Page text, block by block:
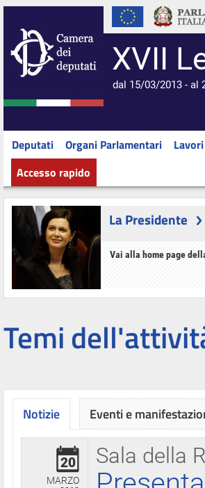
XVII
dal 15/03/2013 - al
Deputati Organi Parlamentari Lavori
Accesso rapido
La Presidente
Vai alla home page
Temi
Notizie
Sala della
20
MARZO
Eventi e